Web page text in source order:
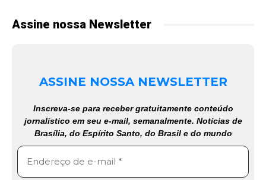
Assine nossa Newsletter
ASSINE NOSSA NEWSLETTER
Inscreva-se para receber gratuitamente conteúdo
jornalístico em seu e-mail, semanalmente. Notícias de
Brasília, do Espírito Santo, do Brasil e do mundo